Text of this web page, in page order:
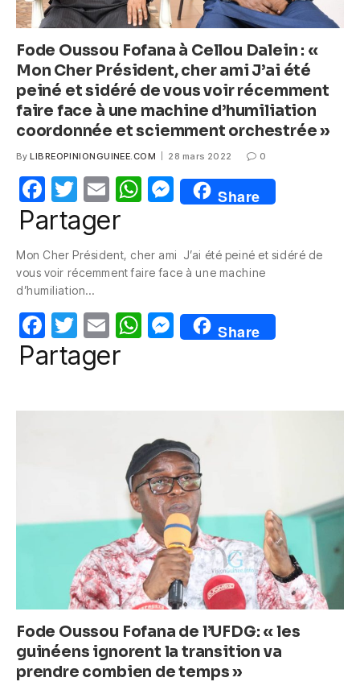
Fode Oussou Fofana à Cellou Dalein : «
Mon Cher Président, cher ami J’ai été
peiné et sidéré de vous voir récemment
faire face à une machine d’humiliation
coordonnée et sciemment orchestrée »
By LIBREOPINIONGUINEE.COM 28 mars 2022 0
F
a
e
b
o
o
k
T
w
itt
er
E
m
W
s
p
p
M
e
e
g
er
Share
Partager
Mon Cher Président, cher ami J’ai été peiné et sidéré de
vous voir récemment faire face à une machine
d’humiliation…
F
a
T
w
itt
E
m
W
p
p
M
e
g
er
Share
Partager
Fode Oussou Fofana de l’UFDG: « les
guinéens ignorent la transition va
prendre combien de temps »